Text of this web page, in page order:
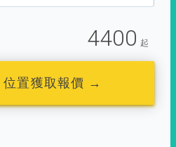
4400 起
位置獲取報價 →